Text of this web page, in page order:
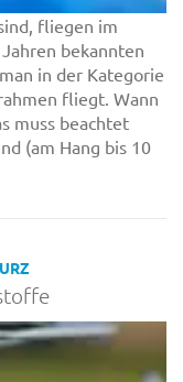
fliegen im
bekannten
in der Kategorie
fliegt. Wann
muss beachtet
(am Hang bis 10